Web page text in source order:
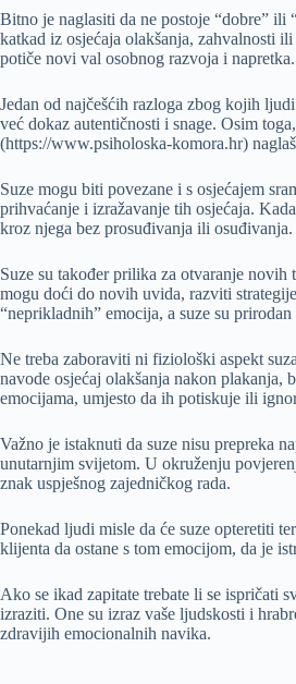
Bitno je naglasiti da ne postoje “dobre” ili
katkad iz osjećaja olakšanja, zahvalnosti
potiče novi val osobnog razvoja i
Jedan od najčešćih razloga zbog kojih
već dokaz autentičnosti i snage. Osim
(https://www.psiholoska-komora.hr)
Suze mogu biti povezane i s osjećajem
prihvaćanje i izražavanje tih osjećaja.
kroz njega bez prosuđivanja ili
Suze su također prilika za otvaranje
mogu doći do novih uvida, razviti
“neprikladnih” emocija, a suze su
Ne treba zaboraviti ni fiziološki aspekt
navode osjećaj olakšanja nakon plakanja,
emocijama, umjesto da ih potiskuje ili
Važno je istaknuti da suze nisu prepreka
unutarnjim svijetom. U okruženju
znak uspješnog zajedničkog rada.
Ponekad ljudi misle da će suze opteretiti
klijenta da ostane s tom emocijom, da je
Ako se ikad zapitate trebate li se ispričati
izraziti. One su izraz vaše ljudskosti i
zdravijih emocionalnih navika.